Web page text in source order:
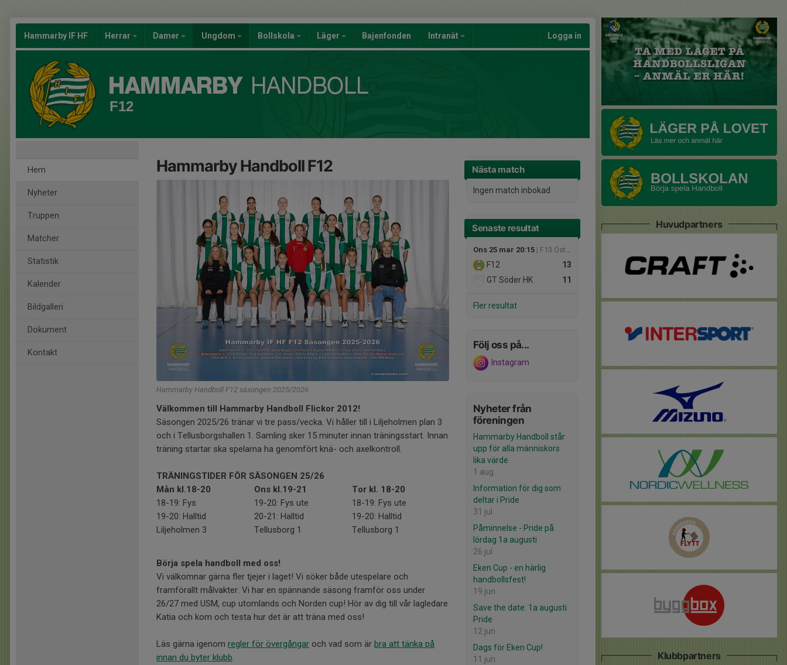
Hammarby IF HF Herrar Damer Ungdom Bollskola Läger Bajenfonden Intranät Logga in
F12
Hem
Nyheter
Truppen
Matcher
Statistik
Kalender
Bildgalleri
Dokument
Kontakt
Nästa match
Ingen match inbokad
Senaste resultat
Ons 25 mar 20:15 | F13 Öst - F13 Nivå 2 Öst Södra
13
F12
11
GT Söder HK
Fler resultat
Följ oss på...
Instagram
Nyheter från
föreningen
Hammarby Handboll står
upp för alla människors
lika värde
1 aug
Information för dig som
deltar i Pride
31 jul
Påminnelse - Pride på
lördag 1a augusti
26 jul
Eken Cup - en härlig
handbollsfest!
19 jun
Save the date: 1a augusti
Pride
12 jun
Dags för Eken Cup!
11 jun
Hammarby Handboll F12
Hammarby Handboll F12 säsongen 2025/2026
Välkommen till Hammarby Handboll Flickor 2012!
Säsongen 2025/26 tränar vi tre pass/vecka. Vi håller till i Liljeholmen plan 3
och i Tellusborgshallen 1. Samling sker 15 minuter innan träningsstart. Innan
träning startar ska spelarna ha genomfört knä- och axelkontroll.
TRÄNINGSTIDER FÖR SÄSONGEN 25/26
Mån kl.18-20
18-19: Fys
19-20: Halltid
Liljeholmen 3
Ons kl.19-21
19-20: Fys ute
20-21: Halltid
Tellusborg 1
Tor kl. 18-20
18-19: Fys ute
19-20: Halltid
Tellusborg 1
Börja spela handboll med oss!
Vi välkomnar gärna fler tjejer i laget! Vi söker både utespelare och
framförallt målvakter. Vi har en spännande säsong framför oss under
26/27 med USM, cup utomlands och Norden cup! Hör av dig till vår lagledare
Katia och kom och testa hur det är att träna med oss!
Läs gärna igenom regler för övergångar och vad som är bra att tänka på
innan du byter klubb.
Huvudpartners
Klubbpartners